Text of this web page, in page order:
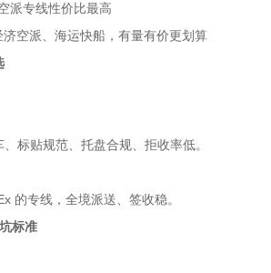
派专线性价比最高
空派、海运快船，有量有价更划算
标贴规范、托盘合规、拒收率低。
的专线，全境派送、签收稳。
标准